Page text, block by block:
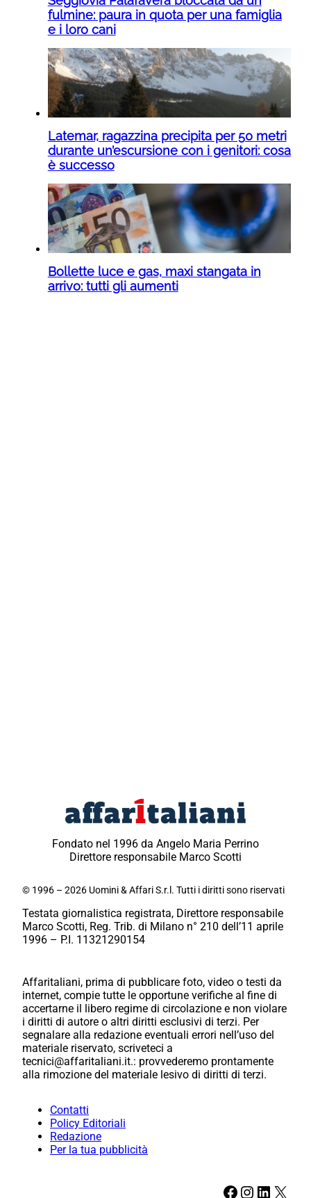
fulmine: paura in quota per una famiglia
e i loro cani
Latemar, ragazzina precipita per 50 metri
durante un’escursione con i genitori: cosa
è successo
Bollette luce e gas, maxi stangata in
arrivo: tutti gli aumenti
Fondato nel 1996 da Angelo Maria Perrino
Direttore responsabile Marco Scotti
© 1996 – 2026 Uomini & Affari S.r.l. Tutti i diritti sono riservati
Testata giornalistica registrata, Direttore responsabile
Marco Scotti, Reg. Trib. di Milano n° 210 dell’11 aprile
1996 – P.I. 11321290154
Affaritaliani, prima di pubblicare foto, video o testi da
internet, compie tutte le opportune verifiche al fine di
accertarne il libero regime di circolazione e non violare
i diritti di autore o altri diritti esclusivi di terzi. Per
segnalare alla redazione eventuali errori nell’uso del
materiale riservato, scriveteci a
tecnici@affaritaliani.it.: provvederemo prontamente
alla rimozione del materiale lesivo di diritti di terzi.
Contatti
Policy Editoriali
Redazione
Per la tua pubblicità
Facebook Instagram LinkedIn X